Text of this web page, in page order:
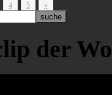
4 5 »
der